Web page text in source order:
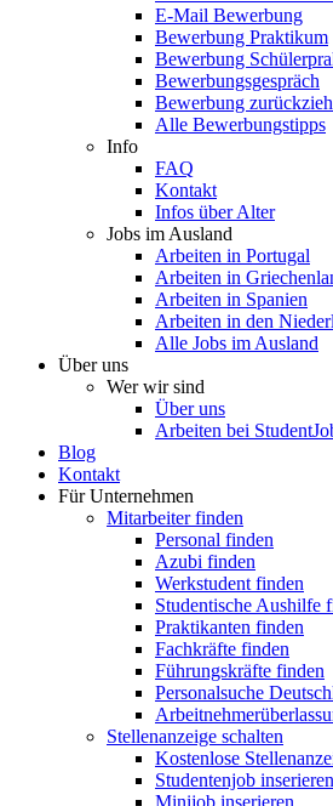
E-Mail Bewerbung
Bewerbung Praktikum
Bewerbung
Bewerbungsgespräch
Bewerbung
Alle Bewerbungstipps
Info
FAQ
Kontakt
Infos über Alter
Jobs im Ausland
Arbeiten in Portugal
Arbeiten in
Arbeiten in Spanien
Arbeiten in den
Alle Jobs im Ausland
Über uns
Wer wir sind
Über uns
Arbeiten bei
Blog
Kontakt
Für Unternehmen
Mitarbeiter finden
Personal finden
Azubi finden
Werkstudent finden
Studentische Aushilfe
Praktikanten finden
Fachkräfte finden
Führungskräfte finden
Personalsuche
Stellenanzeige schalten
Kostenlose
Studentenjob inserieren
Minijob inserieren